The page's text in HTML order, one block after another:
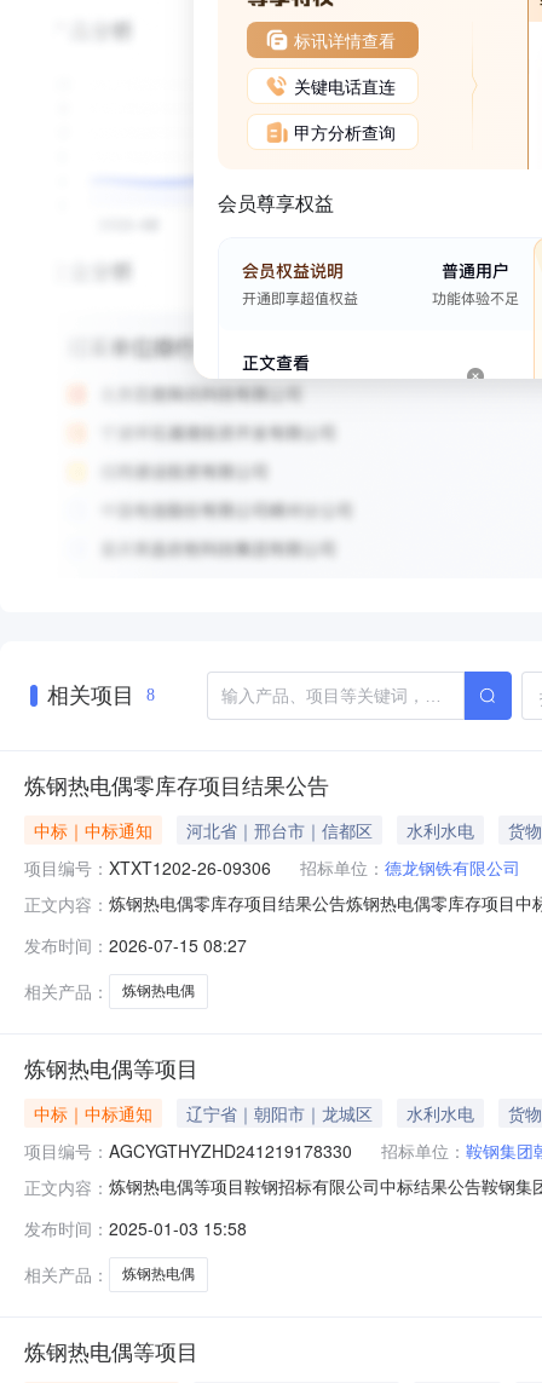
标讯详情查看
关键电话直连
甲方分析查询
会员尊享权益
相关项目 8
炼钢热电偶零库存项目结果公告
中标｜中标通知 河北省｜邢台市｜信都区 水利水电
货物
项目编号： XTXT1202-26-09306 招标单位： 德龙钢铁有限公司
正文内容： 炼钢热电偶零库存项目结果公告炼钢热电偶零库存项目
访等方式进行举报投诉，倡导实名。1、手机号码：
发布时间： 2026-07-15 08:27
相关产品：
炼钢热电偶
炼钢热电偶等项目
中标｜中标通知 辽宁省｜朝阳市｜龙城区 水利水电
货物
项目编号： AGCYGTHYZHD241219178330 招标单位： 鞍钢集团
正文内容： 炼钢热电偶等项目鞍钢招标有限公司中标结果公告鞍钢
炼钢热电偶等项目中标单位：安徽天康（集团）股份有
发布时间： 2025-01-03 15:58
相关产品：
炼钢热电偶
炼钢热电偶等项目